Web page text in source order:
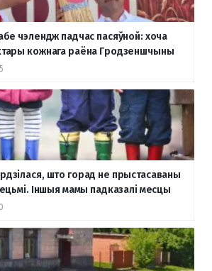
чэлендж падчас пасяўной: хоча
кожнага раёна Гродзеншчыны
што горад не прыстасаваны
Іншыя мамы падказалі месцы